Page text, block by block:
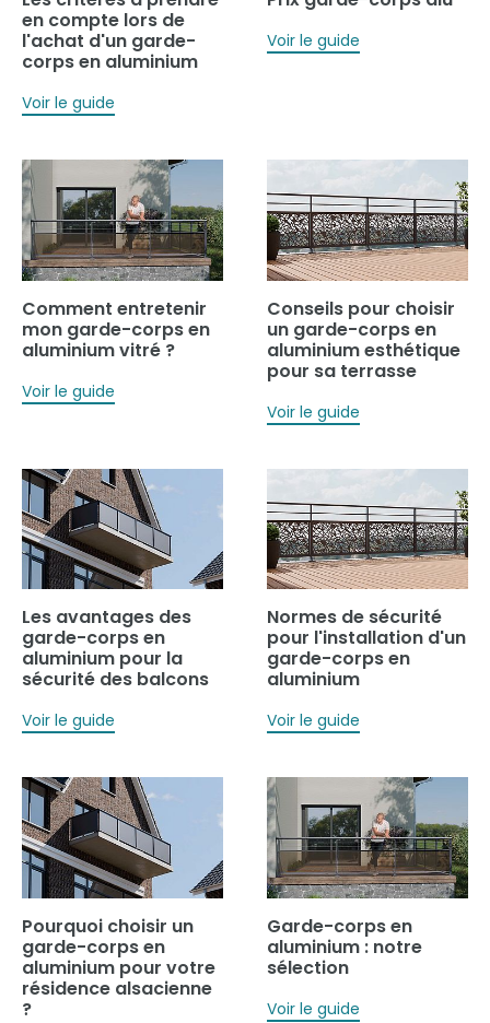
en compte lors de
l'achat d'un garde-
corps en aluminium
Voir le guide
Voir le guide
Comment entretenir
mon garde-corps en
aluminium vitré ?
Voir le guide
Conseils pour choisir
un garde-corps en
aluminium esthétique
pour sa terrasse
Voir le guide
Les avantages des
garde-corps en
aluminium pour la
sécurité des balcons
Voir le guide
Normes de sécurité
pour l'installation d'un
garde-corps en
aluminium
Voir le guide
Pourquoi choisir un
garde-corps en
aluminium pour votre
résidence alsacienne
?
Garde-corps en
aluminium : notre
sélection
Voir le guide